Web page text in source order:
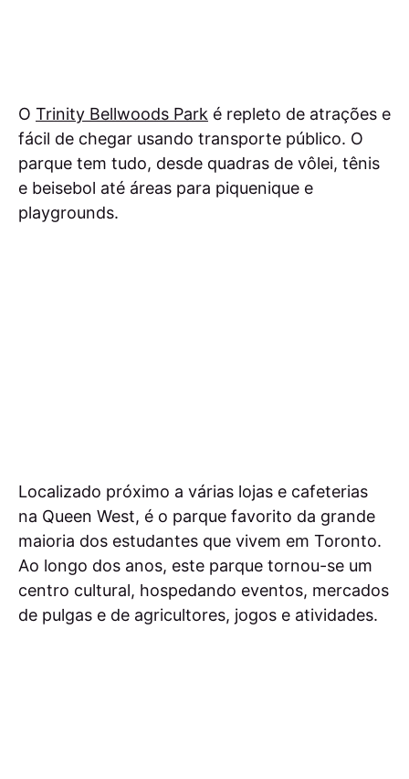
O Trinity Bellwoods Park é repleto de atrações e
fácil de chegar usando transporte público. O
parque tem tudo, desde quadras de vôlei, tênis
e beisebol até áreas para piquenique e
playgrounds.
Localizado próximo a várias lojas e cafeterias
na Queen West, é o parque favorito da grande
maioria dos estudantes que vivem em Toronto.
Ao longo dos anos, este parque tornou-se um
centro cultural, hospedando eventos, mercados
de pulgas e de agricultores, jogos e atividades.